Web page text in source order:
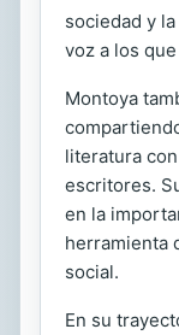
sociedad y
voz a los
Montoya
literatura
escritores.
en la
herramienta
social.
En su